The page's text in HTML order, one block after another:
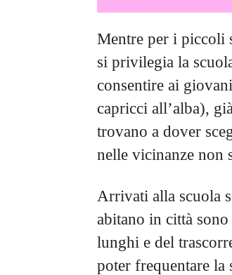
Mentre per i piccoli
si privilegia la
consentire ai
capricci all’alba),
trovano a dover
nelle vicinanze non
Arrivati alla scuola
abitano in città
lunghi e del
poter frequentare la